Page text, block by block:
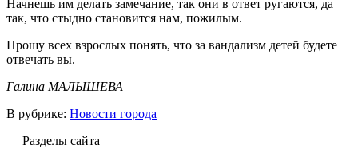
Начнешь им делать замечание, так они в ответ ругаются, да
так, что стыдно становится нам, пожилым.
Прошу всех взрослых понять, что за вандализм детей будете
отвечать вы.
Галина МАЛЫШЕВА
В рубрике: Новости города
Разделы сайта